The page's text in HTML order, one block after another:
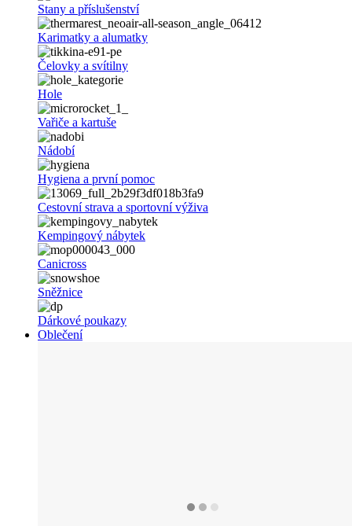
Stany a příslušenství
Karimatky a alumatky
Čelovky a svítilny
Hole
Vařiče a kartuše
Nádobí
Hygiena a první pomoc
Cestovní strava a sportovní výživa
Kempingový nábytek
Canicross
Sněžnice
Dárkové poukazy
Oblečení